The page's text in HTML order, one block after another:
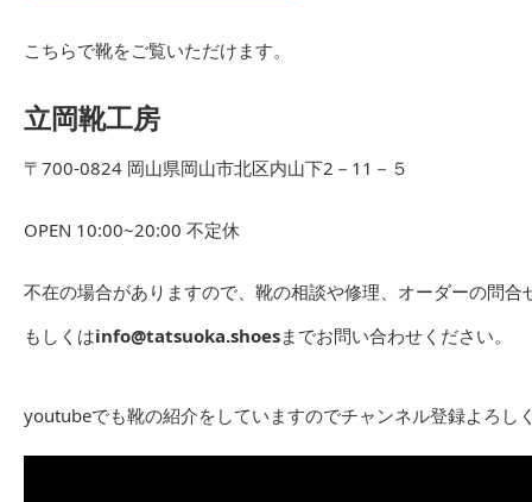
こちらで靴をご覧いただけます。
立岡靴工房
〒700-0824 岡山県岡山市北区内山下2－11－５
OPEN 10:00~20:00 不定休
不在の場合がありますので、靴の相談や修理、オーダーの問合
もしくはinfo@tatsuoka.shoesまでお問い合わせください。
youtubeでも靴の紹介をしていますのでチャンネル登録よろし